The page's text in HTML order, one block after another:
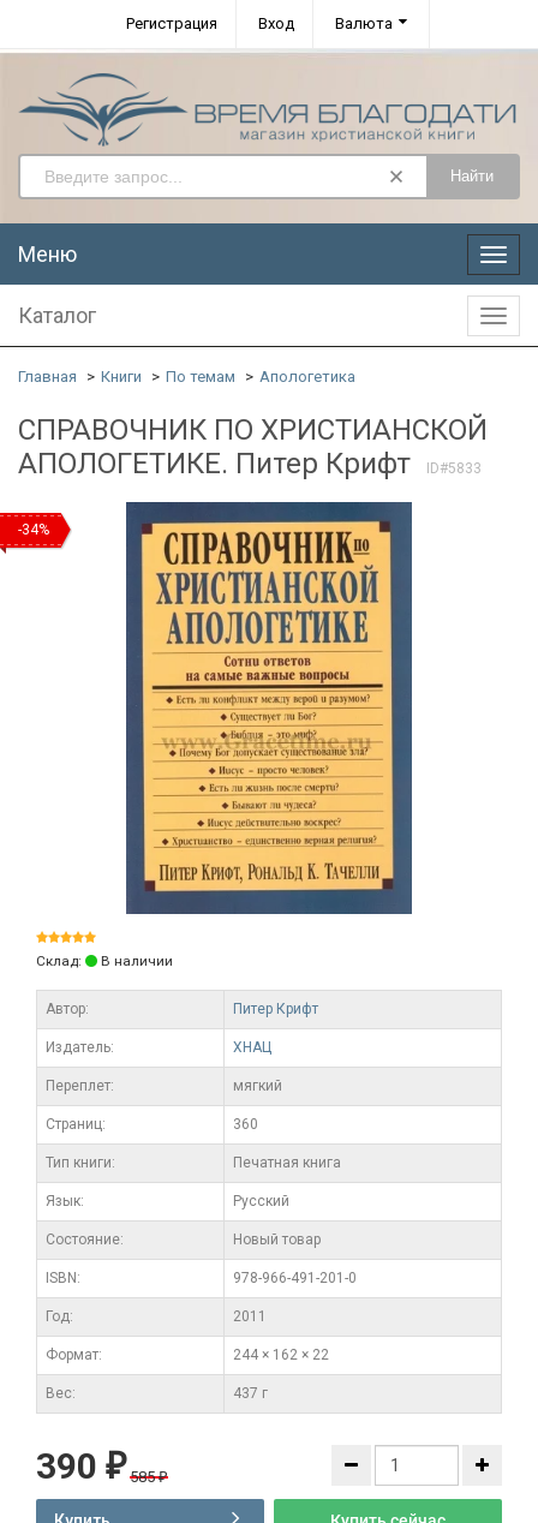
Регистрация Вход Валюта
Найти
Меню
Меню
Каталог
Главная Книги По темам Апологетика
СПРАВОЧНИК ПО ХРИСТИАНСКОЙ
АПОЛОГЕТИКЕ. Питер Крифт
ID#5833
-34%
Склад: В наличии
Автор: Питер Крифт
Издатель: ХНАЦ
Переплет: мягкий
Cтраниц: 360
Тип книги: Печатная книга
Язык: Русский
Состояние: Новый товар
ISBN: 978-966-491-201-0
Год: 2011
Формат: 244 × 162 × 22
Вес: 437 г
390 ₽ 585₽